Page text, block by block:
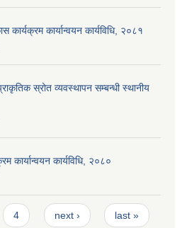
कार्यक्रम कार्यान्वयन कार्यविधि, २०८१
स्रोत व्यवस्थापन सम्बन्धी स्थानीय
कार्यान्वयन कार्यविधि, २०८०
4 next › last »